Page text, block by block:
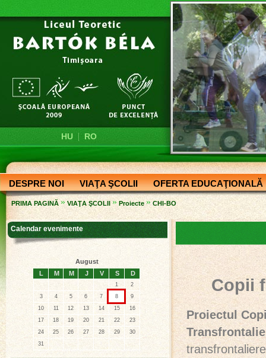
HU| RO
DESPRE NOI VIAŢA ŞCOLII OFERTA EDUCAŢIONALĂ
PRIMA PAGINĂ » VIAŢA ŞCOLII » Proiecte » CHI-BO
Copii
Proiectul
Calendar evenimente
August
L
M M J V S D
1
2
3
4 5 6 7 8
9
10
11 12 13 14 15
16
17
18 19 20 21 22
23
24
25 26 27 28 29
30
31